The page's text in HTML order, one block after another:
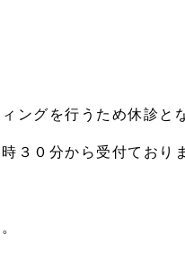
ングを行うため休診と
３０分から受付ており